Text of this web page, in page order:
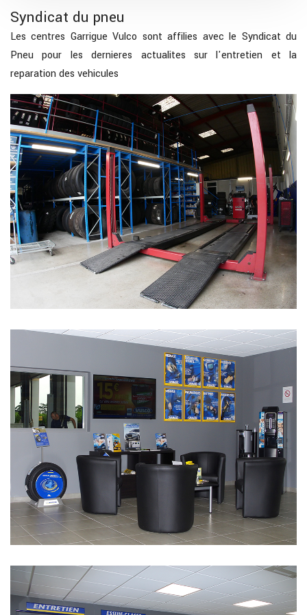
Syndicat du pneu
Les centres Garrigue Vulco sont affilies avec le Syndicat du
Pneu pour les dernieres actualites sur l'entretien et la
reparation des vehicules